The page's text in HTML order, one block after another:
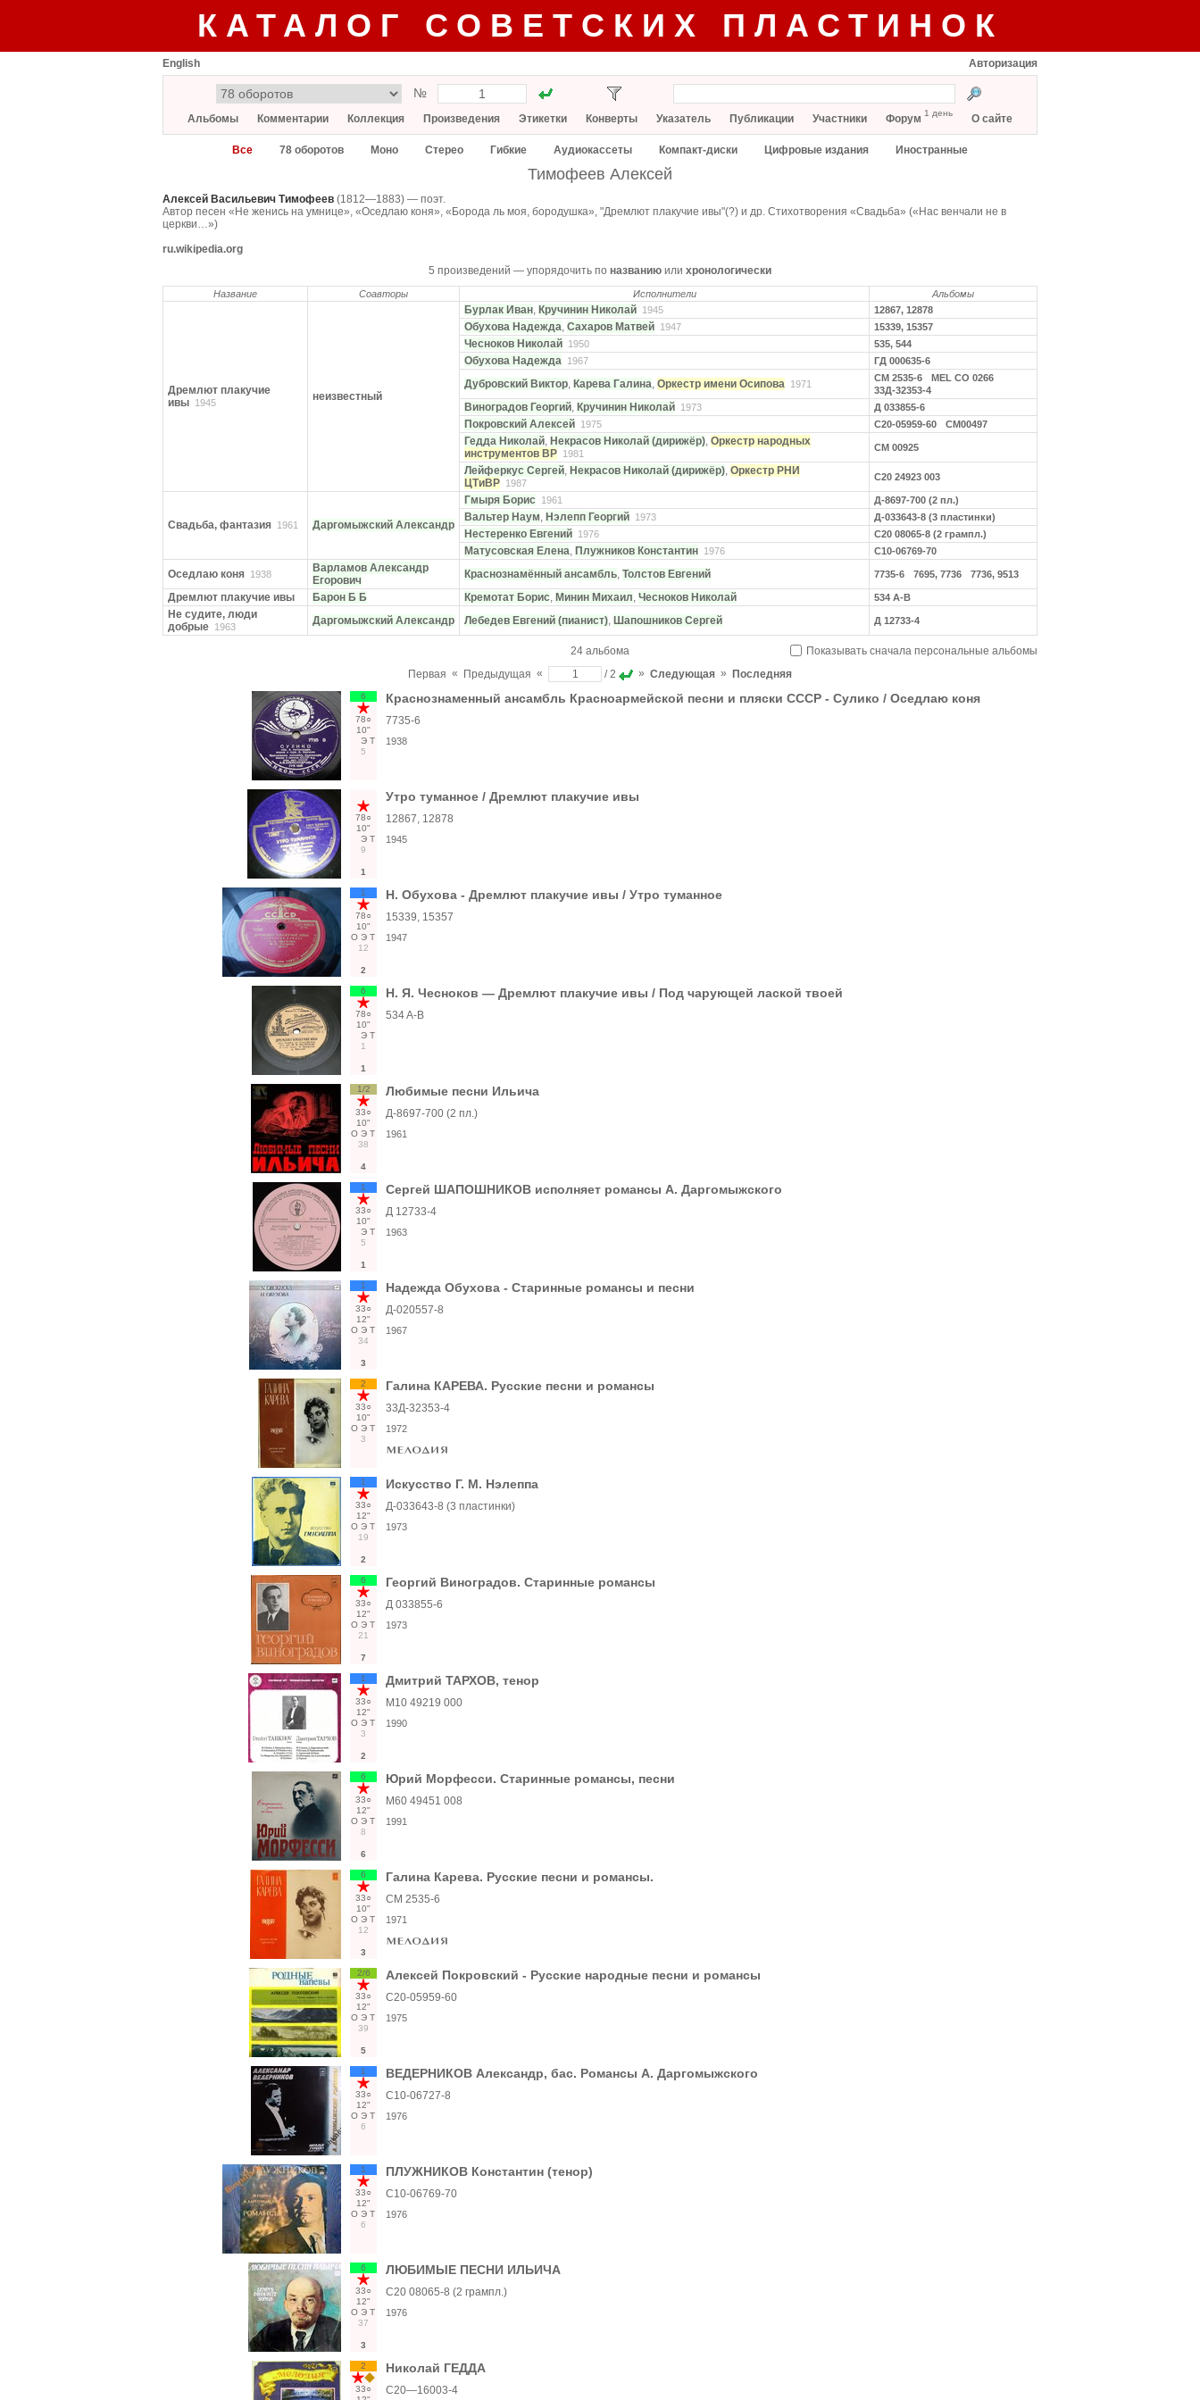
КАТАЛОГ СОВЕТСКИХ ПЛАСТИНОК
English Авторизация
№
Альбомы Комментарии Коллекция Произведения Этикетки Конверты Указатель Публикации Участники Форум 1 день О сайте
Все 78 оборотов Моно Стерео Гибкие Аудиокассеты Компакт-диски Цифровые издания Иностранные
Тимофеев Алексей
Алексей Васильевич Тимофеев (1812—1883) — поэт.
Автор песен «Не женись на умнице», «Оседлаю коня», «Борода ль моя, бородушка», "Дремлют плакучие ивы"(?) и др. Стихотворения «Свадьба» («Нас венчали не в
церкви…»)
ru.wikipedia.org
5 произведений — упорядочить по названию или хронологически
Название Соавторы Исполнители Альбомы
Дремлют плакучие
ивы 1945 неизвестный
Бурлак Иван, Кручинин Николай 1945 12867, 12878
Обухова Надежда, Сахаров Матвей 1947 15339, 15357
Чесноков Николай 1950 535, 544
Обухова Надежда 1967 ГД 000635-6
Дубровский Виктор, Карева Галина, Оркестр имени Осипова 1971
СМ 2535-6
MEL CO 0266
33Д-32353-4
Виноградов Георгий, Кручинин Николай 1973 Д 033855-6
Покровский Алексей 1975 С20-05959-60 СМ00497
Гедда Николай, Некрасов Николай (дирижёр), Оркестр народных
инструментов ВР 1981
СМ 00925
Лейферкус Сергей, Некрасов Николай (дирижёр), Оркестр РНИ
ЦТиВР 1987
С20 24923 003
Свадь­ба, фантазия 1961 Даргомыжский Александр
Гмыря Борис 1961 Д-8697-700 (2 пл.)
Вальтер Наум, Нэлепп Георгий 1973 Д-033643-8 (3 пластинки)
Нестеренко Евгений 1976 С20 08065-8 (2 грампл.)
Матусовская Елена, Плужников Константин 1976 С10-06769-70
Оседлаю коня 1938
Варламов Александр
Егорович
Краснознамённый ансамбль, Толстов Евгений 7735-6 7695, 7736 7736, 9513
Дремлют плакучие ивы Барон Б Б Кремотат Борис, Минин Михаил, Чесноков Николай 534 A-B
Не судите, люди
добрые 1963 Даргомыжский Александр Лебедев Евгений (пианист), Шапошников Сергей Д 12733-4
24 альбома
Показывать сначала персональные альбомы
Первая « Предыдущая « / 2 » Следующая » Последняя
6
78○
10"
Э Т
5
Краснознаменный ансамбль Красноармейской песни и пляски СССР - Сулико / Оседлаю коня
7735-6
1938
78○
10"
Э Т
9
1
Утро туманное / Дремлют плакучие ивы
12867, 12878
1945
1
78○
10"
О Э Т
12
2
Н. Обухова - Дремлют плакучие ивы / Утро туманное
15339, 15357
1947
6
78○
10"
Э Т
1
1
Н. Я. Чесноков — Дремлют плакучие ивы / Под чарующей лаской твоей
534 A-B
1/2
33○
10"
О Э Т
38
4
Любимые песни Ильича
Д-8697-700 (2 пл.)
1961
1
33○
10"
Э Т
5
1
Сергей ШАПОШНИКОВ исполняет романсы А. Даргомыжского
Д 12733-4
1963
1
33○
12"
О Э Т
34
3
Надежда Обухова - Старинные романсы и песни
Д-020557-8
1967
2
33○
10"
О Э Т
3
Галина КАРЕВА. Русские песни и романсы
33Д-32353-4
1972
1
33○
12"
О Э Т
19
2
Искусство Г. М. Нэлеппа
Д-033643-8 (3 пластинки)
1973
6
33○
12"
О Э Т
21
7
Георгий Виноградов. Старинные романсы
Д 033855-6
1973
1
33○
12"
О Э Т
3
2
Дмитрий ТАРХОВ, тенор
М10 49219 000
1990
6
33○
12"
О Э Т
8
6
Юрий Морфесси. Старинные романсы, песни
М60 49451 008
1991
6
33○
10"
О Э Т
12
3
Галина Карева. Русские песни и романсы.
СМ 2535-6
1971
2/6
33○
12"
О Э Т
39
5
Алексей Покровский - Русские народные песни и романсы
С20-05959-60
1975
1
33○
12"
О Э Т
6
ВЕДЕРНИКОВ Александр, бас. Романсы А. Даргомыжского
С10-06727-8
1976
1
33○
12"
О Э Т
6
ПЛУЖНИКОВ Константин (тенор)
С10-06769-70
1976
6
33○
12"
О Э Т
37
3
ЛЮБИМЫЕ ПЕСНИ ИЛЬИЧА
С20 08065-8 (2 грампл.)
1976
2
33○
Николай ГЕДДА
С20—16003-4